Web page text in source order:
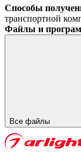
Способы
транспортной
Файлы и
Все файлы